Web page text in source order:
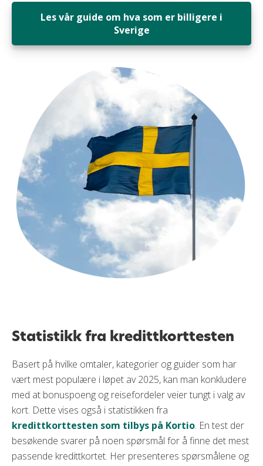
Les vår guide om hva som er billigere i
Sverige
Statistikk fra kredittkorttesten
Basert på hvilke omtaler, kategorier og guider som har
vært mest populære i løpet av 2025, kan man konkludere
med at bonuspoeng og reisefordeler veier tungt i valg av
kort. Dette vises også i statistikken fra
kredittkorttesten som tilbys på Kortio. En test der
besøkende svarer på noen spørsmål for å finne det mest
passende kredittkortet. Her presenteres spørsmålene og